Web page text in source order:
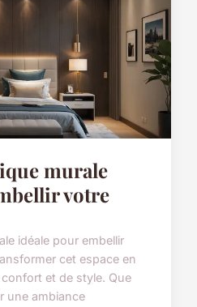
murale
votre
idéale pour embellir
cet espace en
et de style. Que
une ambiance